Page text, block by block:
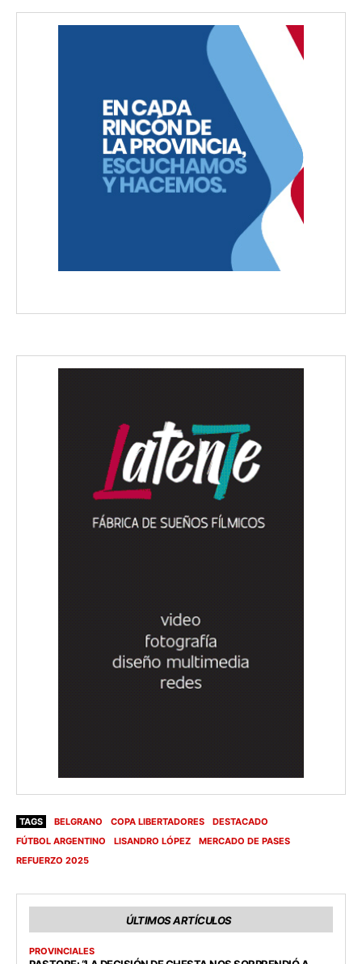
TAGS BELGRANO COPA LIBERTADORES
DESTACADO
FÚTBOL ARGENTINO
LISANDRO LÓPEZ
MERCADO DE PASES
REFUERZO 2025
ÚLTIMOS ARTÍCULOS
PROVINCIALES